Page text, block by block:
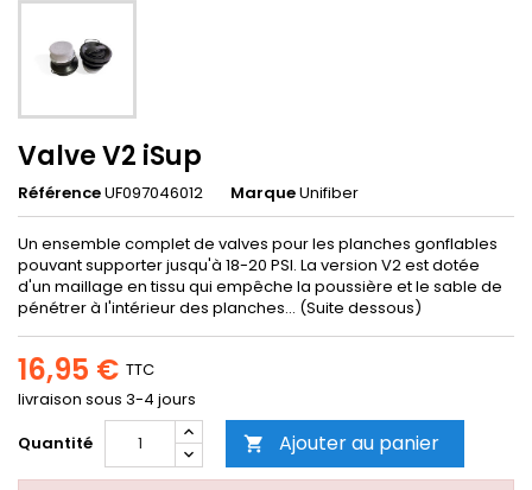
Valve V2 iSup
RéférenceUF097046012 MarqueUnifiber
Un ensemble complet de valves pour les planches gonflables
pouvant supporter jusqu'à 18-20 PSI. La version V2 est dotée
d'un maillage en tissu qui empêche la poussière et le sable de
pénétrer à l'intérieur des planches... (Suite dessous)
16,95 € TTC
livraison sous 3-4 jours
Quantité
 Ajouter au panier